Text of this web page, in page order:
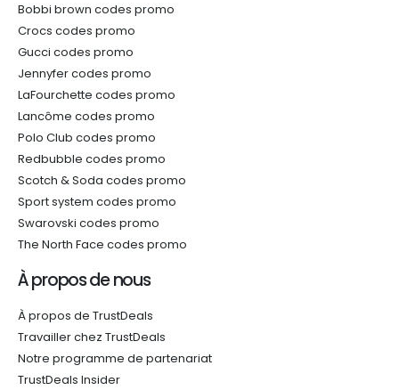
Bobbi brown codes promo
Crocs codes promo
Gucci codes promo
Jennyfer codes promo
LaFourchette codes promo
Lancôme codes promo
Polo Club codes promo
Redbubble codes promo
Scotch & Soda codes promo
Sport system codes promo
Swarovski codes promo
The North Face codes promo
À propos de nous
À propos de TrustDeals
Travailler chez TrustDeals
Notre programme de partenariat
TrustDeals Insider